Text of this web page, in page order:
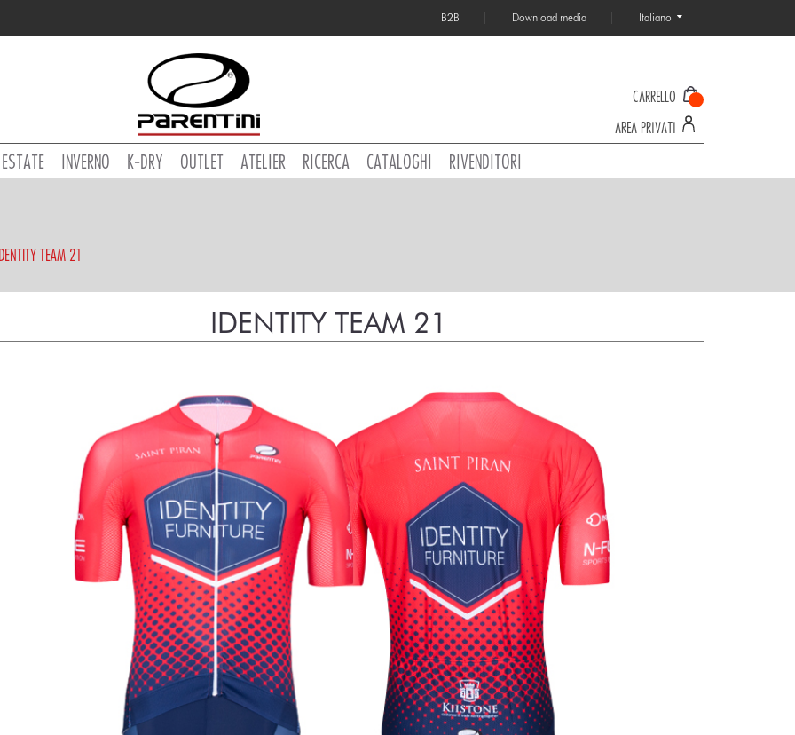
B2B Download media Italiano
CARRELLO
AREA PRIVATI
ESTATE INVERNO K-DRY OUTLET ATELIER RICERCA CATALOGHI RIVENDITORI
TEAM 21
IDENTITY TEAM 21